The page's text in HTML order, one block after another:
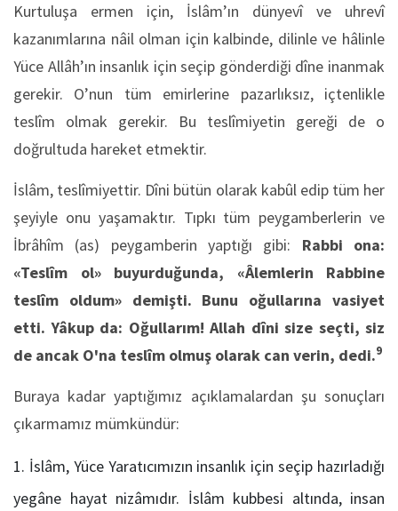
Kurtuluşa ermen için, İslâm’ın dünyevî ve uhrevî
kazanımlarına nâil olman için kalbinde, dilinle ve hâlinle
Yüce Allâh’ın insanlık için seçip gönderdiği dîne inanmak
gerekir. O’nun tüm emirlerine pazarlıksız, içtenlikle
teslîm olmak gerekir. Bu teslîmiyetin gereği de o
doğrultuda hareket etmektir.
İslâm, teslîmiyettir. Dîni bütün olarak kabûl edip tüm her
şeyiyle onu yaşamaktır. Tıpkı tüm peygamberlerin ve
İbrâhîm (as) peygamberin yaptığı gibi: Rabbi ona:
«Teslîm ol» buyurduğunda, «Âlemlerin Rabbine
teslîm oldum» demişti. Bunu oğullarına vasiyet
etti. Yâkup da: Oğullarım! Allah dîni size seçti, siz
de ancak O'na teslîm olmuş olarak can verin, dedi.9
Buraya kadar yaptığımız açıklamalardan şu sonuçları
çıkarmamız mümkündür:
İslâm, Yüce Yaratıcımızın insanlık için seçip hazırladığı
yegâne hayat nizâmıdır. İslâm kubbesi altında, insan